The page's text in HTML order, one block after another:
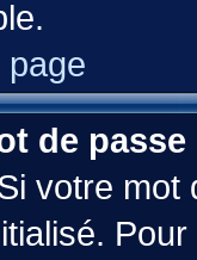
page
de passe
votre